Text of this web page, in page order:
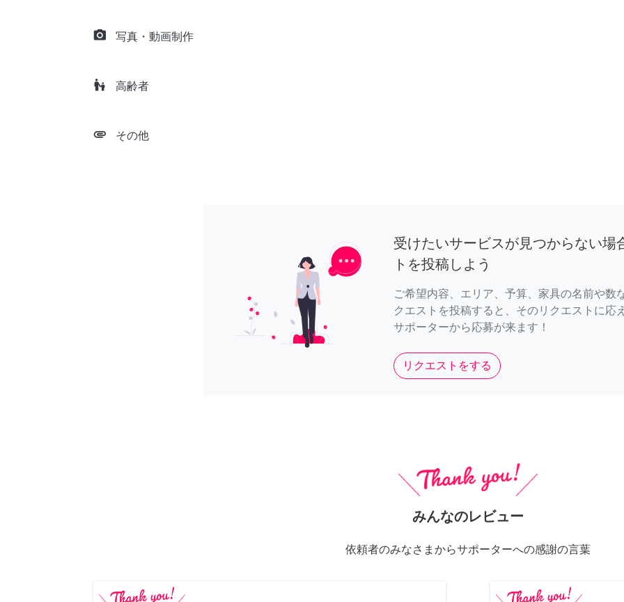
camera_alt 写真・動画制作
escalator_warning 高齢者
attachment その他
受けたいサービスが見つからない場
トを投稿しよう
ご希望内容、エリア、予算、家具の名前や数
クエストを投稿すると、そのリクエストに応
サポーターから応募が来ます！
リクエストをする
みんなのレビュー
依頼者のみなさまからサポーターへの感謝の言葉